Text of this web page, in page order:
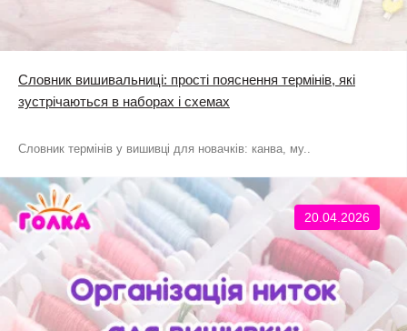
Словник вишивальниці: прості пояснення термінів, які
зустрічаються в наборах і схемах
Словник термінів у вишивці для новачків: канва, му..
20.04.2026